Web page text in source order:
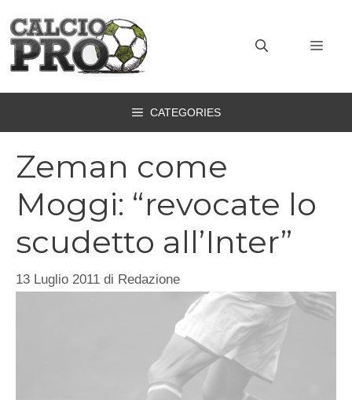
contenuto
CATEGORIES
Zeman come
Moggi: “revocate lo
scudetto all’Inter”
13 Luglio 2011 di Redazione